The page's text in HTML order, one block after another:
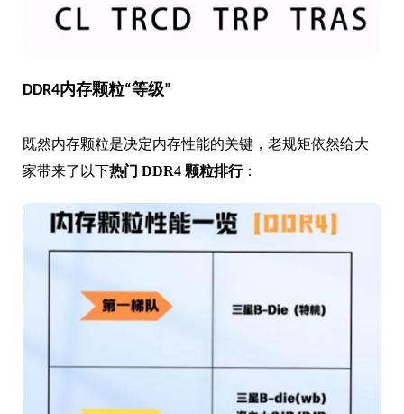
DDR4内存颗粒“等级”
既然内存颗粒是决定内存性能的关键，老规矩依然给大
家带来了以下热门 DDR4 颗粒排行：